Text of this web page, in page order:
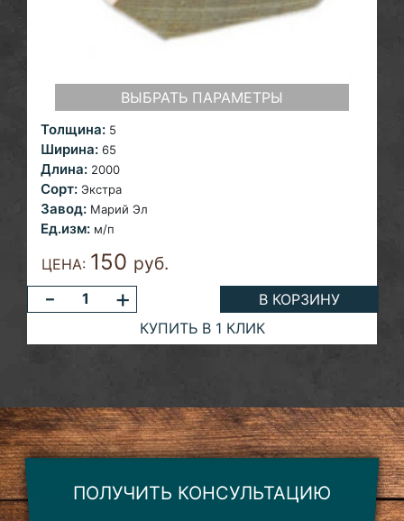
ВЫБРАТЬ ПАРАМЕТРЫ
Толщина: 5
Ширина: 65
Длина: 2000
Сорт: Экстра
Завод: Марий Эл
Ед.изм: м/п
ЦЕНА: 150 руб.
- +
В КОРЗИНУ
КУПИТЬ В 1 КЛИК
ПОЛУЧИТЬ КОНСУЛЬТАЦИЮ